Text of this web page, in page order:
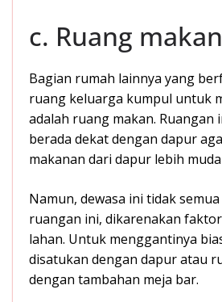
c. Ruang makan
Bagian rumah lainnya yang
ruang keluarga kumpul untuk
adalah ruang makan. Ruangan
berada dekat dengan dapur
makanan dari dapur lebih
Namun, dewasa ini tidak
ruangan ini, dikarenakan
lahan. Untuk menggantinya
disatukan dengan dapur atau
dengan tambahan meja bar.